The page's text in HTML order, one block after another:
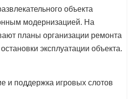
объекта
модернизацией. На
планы организации ремонта
эксплуатации объекта.
и поддержка игровых слотов